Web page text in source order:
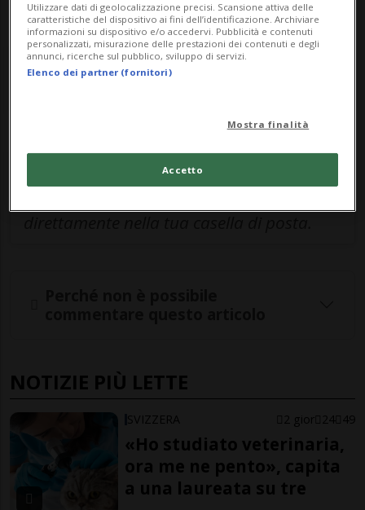
Entra nelcanale WhatsAppdi
newsletter giornaliera di
Tioper ricevere le notizie più importanti
NOTIZIE PIÙ LETTE
SVIZZERA 2 gior 24 49
«Ho studiato veterinaria,
ora me ne pento», capita
a una laureata su tre
Utilizzare dati di geolocalizzazione precisi. Scansione attiva delle
caratteristiche del dispositivo ai fini dell’identificazione. Archiviare
informazioni su dispositivo e/o accedervi. Pubblicità e contenuti
personalizzati, misurazione delle prestazioni dei contenuti e degli
annunci, ricerche sul pubblico, sviluppo di servizi.
Elenco dei partner (fornitori)
Mostra finalità
Accetto